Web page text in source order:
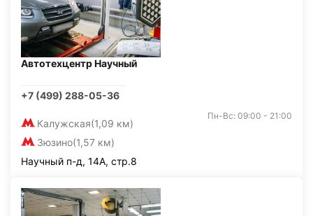
Автотехцентр Научный
+7 (499) 288-05-36
Калужская(1,09 км)
Зюзино(1,57 км)
Пн-Вс: 09:00 - 21:00
Научный п-д, 14А, стр.8